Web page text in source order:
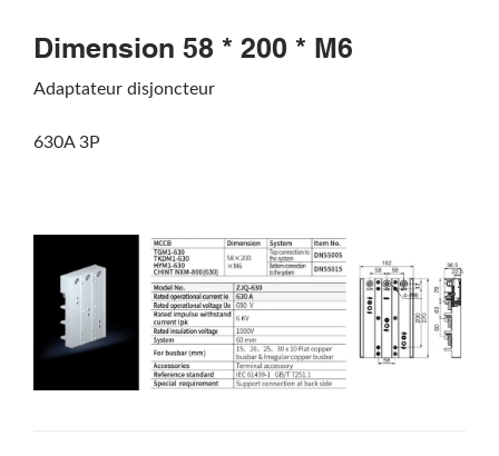
Dimension 58 * 200 * M6
Adaptateur disjoncteur
630A 3P